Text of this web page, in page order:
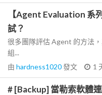
【Agent Evaluation 系
試？
很多團隊評估 Agent 的方法
組...
由 hardness1020發文 1
# [Backup] 當勒索軟體